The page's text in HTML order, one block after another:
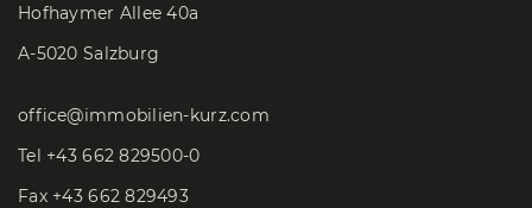
Hofhaymer Allee 40a
A-5020 Salzburg
office@immobilien-kurz.com
Tel +43 662 829500-0
Fax +43 662 829493